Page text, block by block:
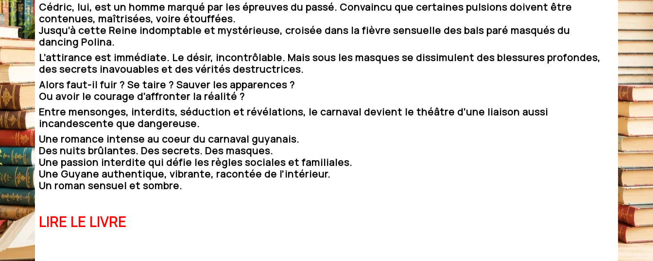
Cédric, lui, est un homme marqué par les épreuves du passé. Convaincu que certaines pulsions doivent être
contenues, maîtrisées, voire étouffées.
Jusqu’à cette Reine indomptable et mystérieuse, croisée dans la fièvre sensuelle des bals paré masqués du
dancing Polina.
L’attirance est immédiate. Le désir, incontrôlable. Mais sous les masques se dissimulent des blessures profondes,
des secrets inavouables et des vérités destructrices.
Alors faut-il fuir ? Se taire ? Sauver les apparences ?
Ou avoir le courage d’affronter la réalité ?
Entre mensonges, interdits, séduction et révélations, le carnaval devient le théâtre d’une liaison aussi
incandescente que dangereuse.
Une romance intense au coeur du carnaval guyanais.
Des nuits brûlantes. Des secrets. Des masques.
Une passion interdite qui défie les règles sociales et familiales.
Une Guyane authentique, vibrante, racontée de l’intérieur.
Un roman sensuel et sombre.
LIRE LE LIVRE